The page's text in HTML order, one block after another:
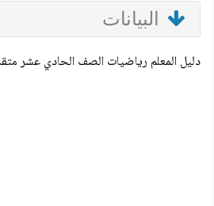
البيانات
دليل المعلم رياضيات الصف الحادي عشر